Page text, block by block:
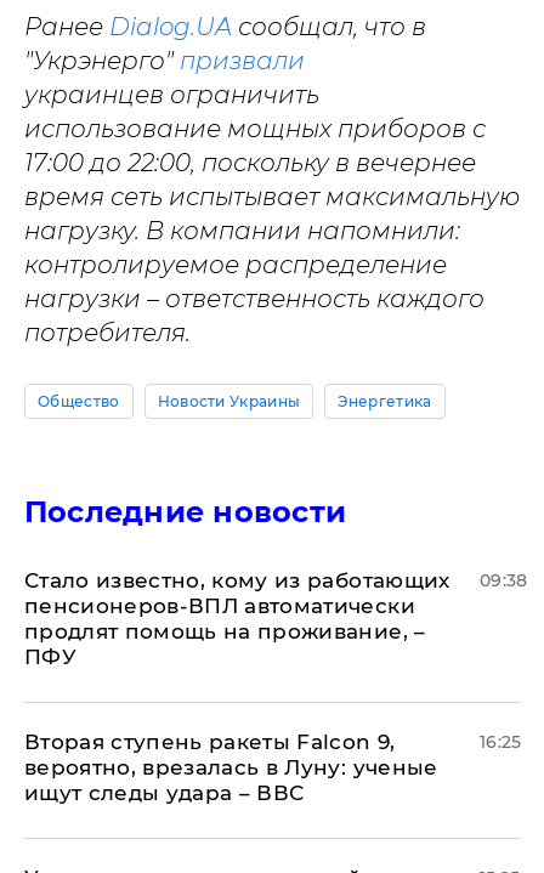
Ранее Dialog.UA сообщал, что в
"Укрэнерго" призвали
украинцев ограничить
использование мощных приборов с
17:00 до 22:00, поскольку в вечернее
время сеть испытывает максимальную
нагрузку. В компании напомнили:
контролируемое распределение
нагрузки – ответственность каждого
потребителя.
Общество Новости Украины Энергетика
Последние новости
Стало известно, кому из работающих
пенсионеров-ВПЛ автоматически
продлят помощь на проживание, –
ПФУ
09:38
Вторая ступень ракеты Falcon 9,
вероятно, врезалась в Луну: ученые
ищут следы удара – ВВС
16:25